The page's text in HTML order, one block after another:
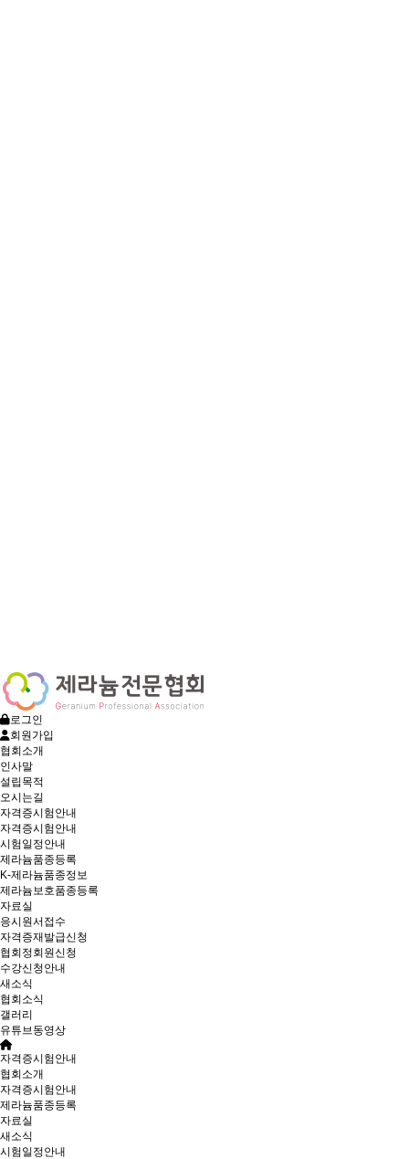
로그인
회원가입
협회소개
인사말
설립목적
오시는길
자격증시험안내
자격증시험안내
시험일정안내
제라늄품종등록
K-제라늄품종정보
제라늄보호품종등록
자료실
응시원서접수
자격증재발급신청
협회정회원신청
수강신청안내
새소식
협회소식
갤러리
유튜브동영상
자격증시험안내
협회소개
자격증시험안내
제라늄품종등록
자료실
새소식
시험일정안내